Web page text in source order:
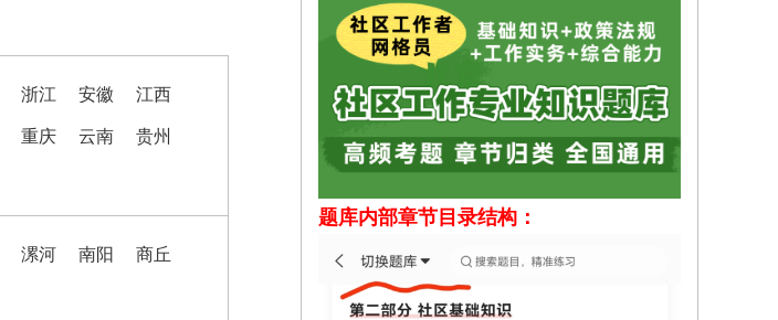
浙江 安徽
江西
重庆 云南
贵州
漯河 南阳
商丘
题库内部章节目录结构：